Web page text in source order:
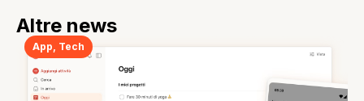
Altre news
App Tech